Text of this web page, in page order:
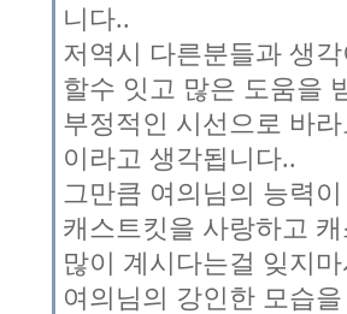
니다..
저역시 다른분들과 생
할수 잇고 많은 도움을
부정적인 시선으로 바
이라고 생각됩니다..
그만큼 여의님의 능력
캐스트킷을 사랑하고
많이 계시다는걸 잊지
여의님의 강인한 모습